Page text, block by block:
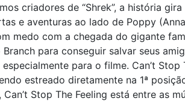
criadores de “Shrek”, a história
e aventuras ao lado de Poppy
medo com a chegada do gigante
para conseguir salvar seus
para o filme. Can’t Stop
estreado diretamente na 1ª
Stop The Feeling está entre as